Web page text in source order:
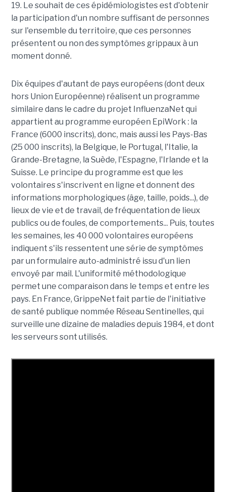
19. Le souhait de ces épidémiologistes est d'obtenir
la participation d'un nombre suffisant de personnes
sur l'ensemble du territoire, que ces personnes
présentent ou non des symptômes grippaux à un
moment donné.
Dix équipes d'autant de pays européens (dont deux
hors Union Européenne) réalisent un programme
similaire dans le cadre du projet InfluenzaNet qui
appartient au programme européen EpiWork : la
France (6000 inscrits), donc, mais aussi les Pays-Bas
(25 000 inscrits), la Belgique, le Portugal, l'Italie, la
Grande-Bretagne, la Suède, l'Espagne, l'Irlande et la
Suisse. Le principe du programme est que les
volontaires s'inscrivent en ligne et donnent des
informations morphologiques (âge, taille, poids...), de
lieux de vie et de travail, de fréquentation de lieux
publics ou de foules, de comportements... Puis, toutes
les semaines, les 40 000 volontaires européens
indiquent s'ils ressentent une série de symptômes
par un formulaire auto-administré issu d'un lien
envoyé par mail. L'uniformité méthodologique
permet une comparaison dans le temps et entre les
pays. En France, GrippeNet fait partie de l'initiative
de santé publique nommée Réseau Sentinelles, qui
surveille une dizaine de maladies depuis 1984, et dont
les serveurs sont utilisés.